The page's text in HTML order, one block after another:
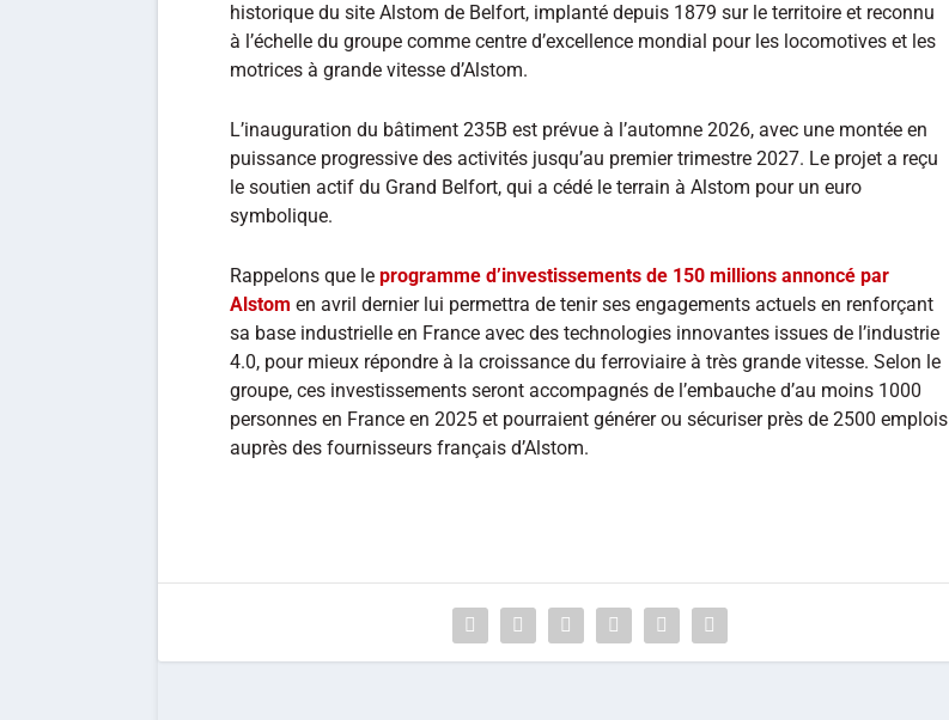
historique du site Alstom de Belfort, implanté depuis 1879 sur le territoire et reconnu
à l’échelle du groupe comme centre d’excellence mondial pour les locomotives et les
motrices à grande vitesse d’Alstom.
L’inauguration du bâtiment 235B est prévue à l’automne 2026, avec une montée en
puissance progressive des activités jusqu’au premier trimestre 2027. Le projet a reçu
le soutien actif du Grand Belfort, qui a cédé le terrain à Alstom pour un euro
symbolique.
Rappelons que le programme d’investissements de 150 millions annoncé par
Alstom en avril dernier lui permettra de tenir ses engagements actuels en renforçant
sa base industrielle en France avec des technologies innovantes issues de l’industrie
4.0, pour mieux répondre à la croissance du ferroviaire à très grande vitesse. Selon le
groupe, ces investissements seront accompagnés de l’embauche d’au moins 1000
personnes en France en 2025 et pourraient générer ou sécuriser près de 2500 emplois
auprès des fournisseurs français d’Alstom.